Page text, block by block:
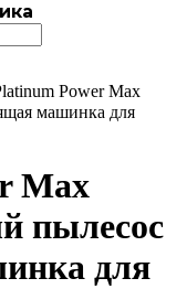
Power Max
машинка для
Max
пылесос
для